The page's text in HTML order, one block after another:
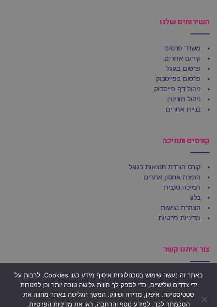
השירותים שלנו
משרד פרסום
קידום אתרים
פרסום בגוגל
פרסום בפייסבוק
ניהול דף פייסבוק
ניהול מוניטין
בניית אתרים
קורסים ותמיכה
קורס הורדת תוצאות בגוגל
הזמנת אחסון אתרים
תמיכה טכנית
בלוג
הצהרת נגישות
מדיניות פרטיות
צור איתנו קשר
משרדי Ufirst
באתר זה נעשה שימוש בטכנולוגיות איסוף מידע כגון Cookies, לרבות על
ידי צדדים שלישיים, כדי לספק לך חווית גלישה טובה יותר וכן למטרות
סטטיסטיקה, איפיון, מדידה ושיווק. המשך הגלישה באתר מהווה את
הסכמתך לכך. למידע נוסף והרחבה, ראו את מדיניות הפרטיות.